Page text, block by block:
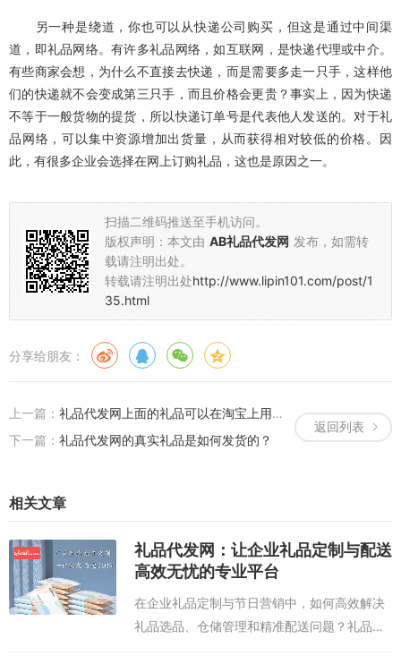
另一种是绕道，你也可以从快递公司购买，但这是通过中间渠
道，即礼品网络。有许多礼品网络，如互联网，是快递代理或中介。
有些商家会想，为什么不直接去快递，而是需要多走一只手，这样他
们的快递就不会变成第三只手，而且价格会更贵？事实上，因为快递
不等于一般货物的提货，所以快递订单号是代表他人发送的。对于礼
品网络，可以集中资源增加出货量，从而获得相对较低的价格。因
此，有很多企业会选择在网上订购礼品，这也是原因之一。
扫描二维码推送至手机访问。
版权声明：本文由 AB礼品代发网 发布，如需转
载请注明出处。
转载请注明出处http://www.lipin101.com/post/1
35.html
分享给朋友：
返回列表
上一篇： 礼品代发网上面的礼品可以在淘宝上用吗？
下一篇： 礼品代发网的真实礼品是如何发货的？
相关文章
礼品代发网：让企业礼品定制与配送
高效无忧的专业平台
在企业礼品定制与节日营销中，如何高效解决
礼品选品、仓储管理和精准配送问题？礼品代
发网以数字化平台为核心，构建起从源头供应